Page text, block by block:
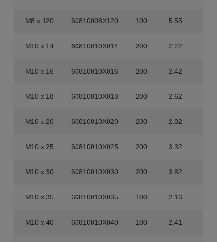
M8 x 120 60810008X120 100 5.55
M10 x 14 60810010X014 200 2.22
M10 x 16 60810010X016 200 2.42
M10 x 18 60810010X018 200 2.62
M10 x 20 60810010X020 200 2.82
M10 x 25 60810010X025 200 3.32
M10 x 30 60810010X030 200 3.82
M10 x 35 60810010X035 100 2.16
M10 x 40 60810010X040 100 2.41